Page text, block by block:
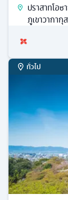
ปราสาทโอ
ภูเขาวากากุ
ทั่วไป